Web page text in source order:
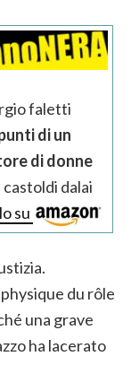
faletti
di un
di donne
castoldi dalai
su
du rôle
una grave
ha lacerato